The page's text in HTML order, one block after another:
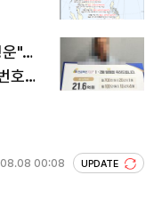
운"…
호조
08.08 00:08 UPDATE